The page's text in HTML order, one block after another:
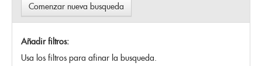
Comenzar nueva busqueda
Añadir filtros:
Usa los filtros para afinar la busqueda.